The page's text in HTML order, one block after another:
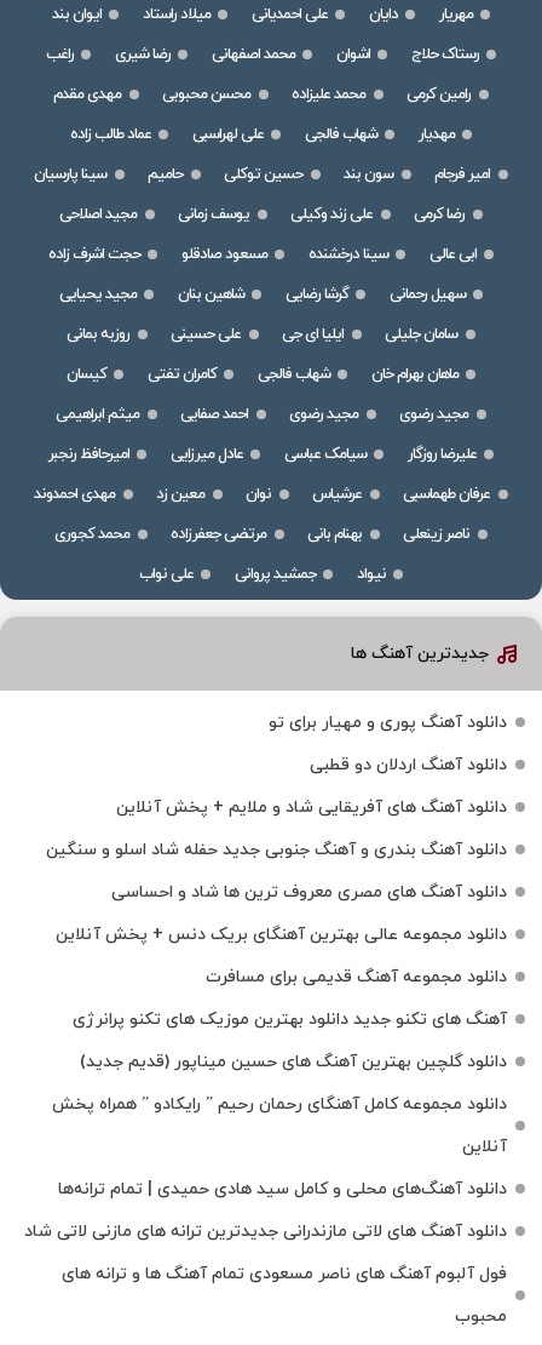
مهریار دایان علی احمدیانی میلاد راستاد
ایوان بند
رستاک حلاج
اشوان محمد اصفهانی رضا شیری
راغب
رامین کرمی
محمد علیزاده محسن محبوبی
مهدی مقدم
مهدیار
شهاب فالجی علی لهراسبی
عماد طالب زاده
امیر فرجام
سون بند حسین توکلی حامیم
سینا پارسیان
رضا کرمی
علی زند وکیلی یوسف زمانی
مجید اصلاحی
ابی عالی
سینا درخشنده مسعود صادقلو
حجت اشرف زاده
سهیل رحمانی
گرشا رضایی شاهین بنان
مجید یحیایی
سامان جلیلی
ایلیا ای جی علی حسینی
روزبه بمانی
ماهان بهرام خان
شهاب فالجی کامران تفتی
کیسان
مجید رضوی
مجید رضوی احمد صفایی
میثم ابراهیمی
علیرضا روزگار
سیامک عباسی عادل میرزایی
امیرحافظ رنجبر
عرفان طهماسبی
عرشیاس نوان معین زد
مهدی احمدوند
ناصر زینعلی
بهنام بانی مرتضی جعفرزاده
محمد کجوری
نیواد
جمشید پروانی علی نواب
جدیدترین آهنگ ها
دانلود آهنگ پوری و مهیار برای تو
دانلود آهنگ اردلان دو قطبی
دانلود آهنگ های آفریقایی شاد و ملایم + پخش آنلاین
دانلود آهنگ بندری و آهنگ جنوبی جدید حفله شاد اسلو و سنگین
دانلود آهنگ های مصری معروف ترین ها شاد و احساسی
دانلود مجموعه عالی بهترین آهنگای بریک دنس + پخش آنلاین
دانلود مجموعه آهنگ قدیمی برای مسافرت
آهنگ های تکنو جدید دانلود بهترین موزیک های تکنو پرانرژی
دانلود گلچین بهترین آهنگ های حسین میناپور (قدیم جدید)
دانلود مجموعه کامل آهنگای رحمان رحیم ” رایکادو ” همراه پخش
آنلاین
دانلود آهنگ‌های محلی و کامل سید هادی حمیدی | تمام ترانه‌ها
دانلود آهنگ‌ های لاتی مازندرانی جدیدترین ترانه های مازنی لاتی شاد
فول آلبوم آهنگ‌ های ناصر مسعودی تمام آهنگ‌ ها و ترانه‌ های
محبوب